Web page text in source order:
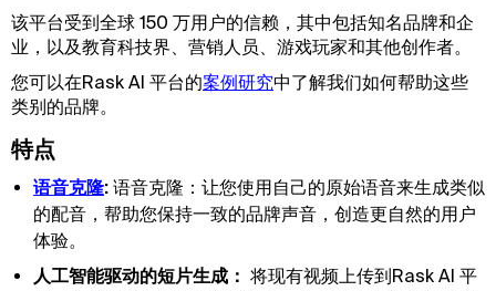
该平台受到全球 150 万用户的信赖，其中包括知名品牌和企
业，以及教育科技界、营销人员、游戏玩家和其他创作者。
您可以在Rask AI 平台的案例研究中了解我们如何帮助这些
类别的品牌。
特点
语音克隆: 语音克隆：让您使用自己的原始语音来生成类似
的配音，帮助您保持一致的品牌声音，创造更自然的用户
体验。
人工智能驱动的短片生成： 将现有视频上传到Rask AI 平